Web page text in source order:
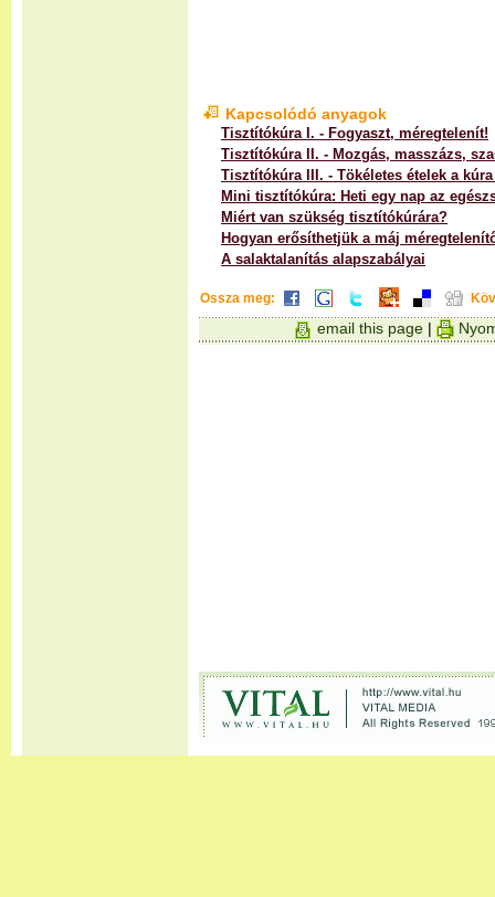
Kapcsolódó anyagok
Tisztítókúra I. - Fogyaszt, méregtelenít!
Tisztítókúra II. - Mozgás, masszázs,
Tisztítókúra III. - Tökéletes ételek a
Mini tisztítókúra: Heti egy nap az
Miért van szükség tisztítókúrára?
Hogyan erősíthetjük a máj
A salaktalanítás alapszabályai
Ossza meg:
email this page |